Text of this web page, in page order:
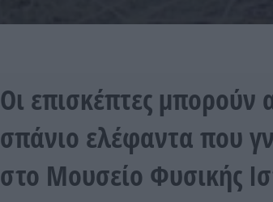
Οι επισκέπτες
σπάνιο ελέφαντα που
στο Μουσείο Φυσικής